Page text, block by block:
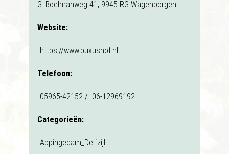
G. Boelmanweg 41, 9945 RG Wagenborgen
Website:
https://www.buxushof.nl
Telefoon:
05965-42152 / 06-12969192
Categorieën:
Appingedam_Delfzijl